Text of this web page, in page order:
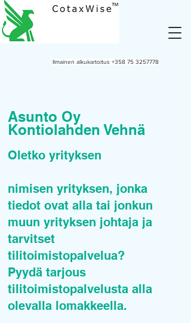
Ilmainen alkukartoitus +358 75 3257778
Asunto Oy
Kontiolahden Vehnä
Oletko yrityksen
nimisen yrityksen, jonka
tiedot ovat alla tai jonkun
muun yrityksen johtaja ja
tarvitset
tilitoimistopalvelua?
Pyydä tarjous
tilitoimistopalvelusta alla
olevalla lomakkeella.